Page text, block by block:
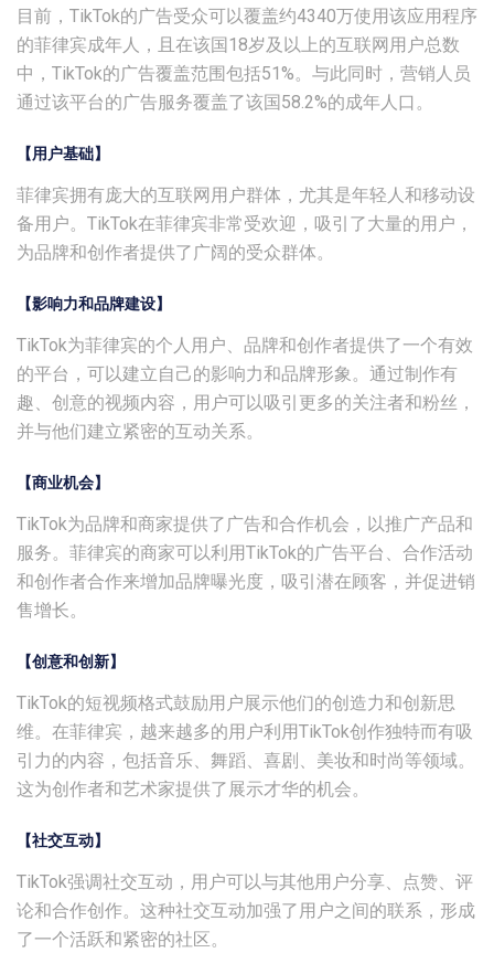
目前，TikTok的广告受众可以覆盖约4340万使用该应用程序
的菲律宾成年人，且在该国18岁及以上的互联网用户总数
中，TikTok的广告覆盖范围包括51%。与此同时，营销人员
通过该平台的广告服务覆盖了该国58.2%的成年人口。
【用户基础】
菲律宾拥有庞大的互联网用户群体，尤其是年轻人和移动设
备用户。TikTok在菲律宾非常受欢迎，吸引了大量的用户，
为品牌和创作者提供了广阔的受众群体。
【影响力和品牌建设】
TikTok为菲律宾的个人用户、品牌和创作者提供了一个有效
的平台，可以建立自己的影响力和品牌形象。通过制作有
趣、创意的视频内容，用户可以吸引更多的关注者和粉丝，
并与他们建立紧密的互动关系。
【商业机会】
TikTok为品牌和商家提供了广告和合作机会，以推广产品和
服务。菲律宾的商家可以利用TikTok的广告平台、合作活动
和创作者合作来增加品牌曝光度，吸引潜在顾客，并促进销
售增长。
【创意和创新】
TikTok的短视频格式鼓励用户展示他们的创造力和创新思
维。在菲律宾，越来越多的用户利用TikTok创作独特而有吸
引力的内容，包括音乐、舞蹈、喜剧、美妆和时尚等领域。
这为创作者和艺术家提供了展示才华的机会。
【社交互动】
TikTok强调社交互动，用户可以与其他用户分享、点赞、评
论和合作创作。这种社交互动加强了用户之间的联系，形成
了一个活跃和紧密的社区。